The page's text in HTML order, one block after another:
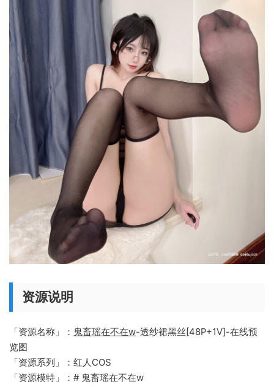
资源说明
「资源名称」： 鬼畜瑶在不在w-透纱裙黑丝[48P+1V]-在线预
览图
「资源系列」：红人COS
「资源模特」：# 鬼畜瑶在不在w